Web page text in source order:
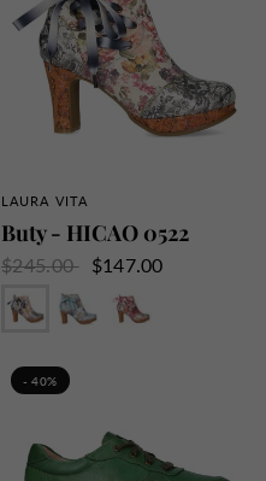
SZYBKI PRZEGLĄD
LAURA VITA
Buty - HICAO 0522
$245.00
$147.00
- 40%